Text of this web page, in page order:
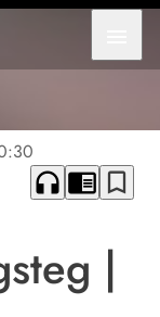
headphones chrome_reader_mode bookmark_border
|